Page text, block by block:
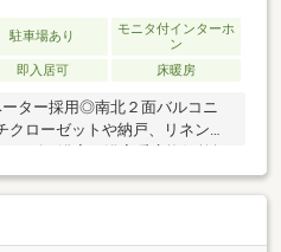
駐車場あり
モニタ付インターホ
ン
即入居可 床暖房
ター採用◎南北２面バルコニ
クローゼットや納戸、リネン庫
の対面式キッチン採用 食器洗
のリビング・ダイニングに床暖
ロップシンク設置・玄関前に
駐車場継承可能（月額1500